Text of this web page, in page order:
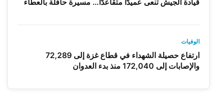
الوفيات
ارتفاع حصيلة الشهداء في قطاع غزة إلى 72,289
والإصابات إلى 172,040 منذ بدء العدوان